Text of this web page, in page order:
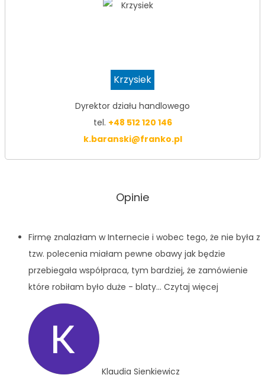
Krzysiek
Dyrektor działu handlowego
tel. +48 512 120 146
k.baranski@franko.pl
Opinie
Firmę znalazłam w Internecie i wobec tego, że nie była z
tzw. polecenia miałam pewne obawy jak będzie
przebiegała współpraca, tym bardziej, że zamówienie
które robiłam było duże - blaty... Czytaj więcej
Klaudia Sienkiewicz